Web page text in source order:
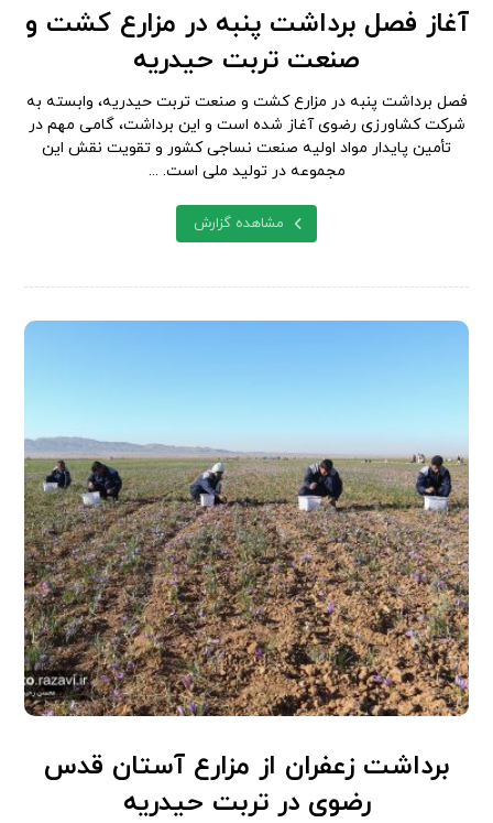
آغاز فصل برداشت پنبه در مزارع کشت و
صنعت تربت حیدریه
فصل برداشت پنبه در مزارع کشت و صنعت تربت حیدریه، وابسته به
شرکت کشاورزی رضوی آغاز شده است و این برداشت، گامی مهم در
تأمین پایدار مواد اولیه صنعت نساجی کشور و تقویت نقش این
مجموعه در تولید ملی است. ...
مشاهده گزارش
برداشت زعفران از مزارع آستان قدس
رضوی در تربت حیدریه